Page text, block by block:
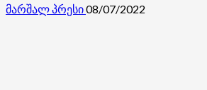
მარშალ პრესი08/07/2022